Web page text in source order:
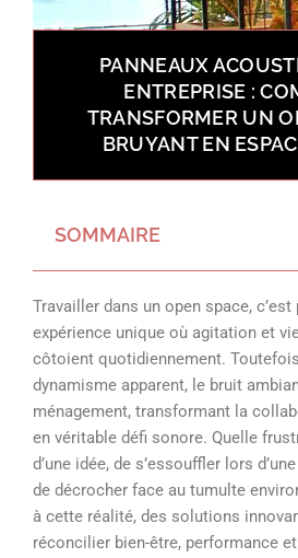
PANNEAUX
ENTREPRISE :
TRANSFORMER UN
BRUYANT EN
SOMMAIRE
Travailler dans un open space,
expérience unique où agitation et
côtoient quotidiennement.
dynamisme apparent, le bruit
ménagement, transformant la
en véritable défi sonore. Quelle
d’une idée, de s’essouffler lors
de décrocher face au tumulte
à cette réalité, des solutions
réconcilier bien-être, performance